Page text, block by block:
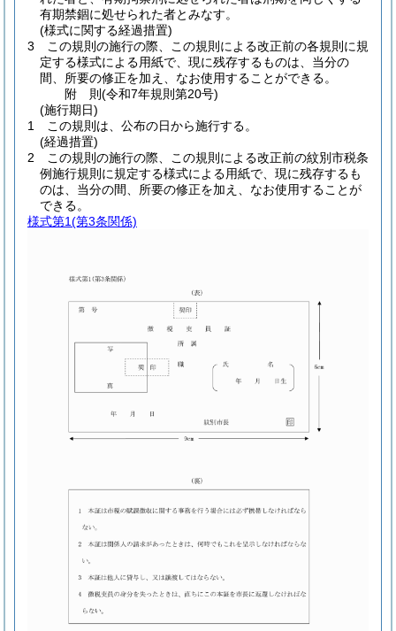
有期禁錮に処せられた者とみなす。
(様式に関する経過措置)
3
この規則の施行の際、この規則による改正前の各規則に規
定する様式による用紙で、現に残存するものは、当分の
間、所要の修正を加え、なお使用することができる。
附 則(令和7年規則第20号)
(施行期日)
1
この規則は、公布の日から施行する。
(経過措置)
2
この規則の施行の際、この規則による改正前の紋別市税条
例施行規則に規定する様式による用紙で、現に残存するも
のは、当分の間、所要の修正を加え、なお使用することが
できる。
様式第1(第3条関係)